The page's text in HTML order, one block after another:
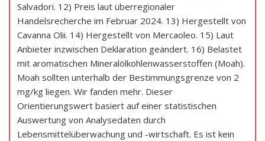
Salvadori. 12) Preis laut überregionaler
Handelsrecherche im Februar 2024. 13) Hergestellt von
Cavanna Olii. 14) Hergestellt von Mercaoleo. 15) Laut
Anbieter inzwischen Deklaration geändert. 16) Belastet
mit aromatischen Mineralölkohlenwasserstoffen (Moah).
Moah sollten unterhalb der Bestimmungsgrenze von 2
mg/kg liegen. Wir fanden mehr. Dieser
Orientierungswert basiert auf einer statistischen
Auswertung von Analysedaten durch
Lebensmittelüberwachung und -wirtschaft. Es ist kein